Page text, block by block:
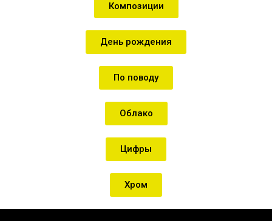
Композиции
День рождения
По поводу
Облако
Цифры
Хром